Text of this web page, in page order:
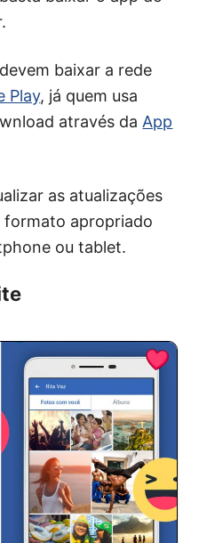
baixar a rede
Play, já quem usa
através da App
as atualizações
formato apropriado
ou tablet.